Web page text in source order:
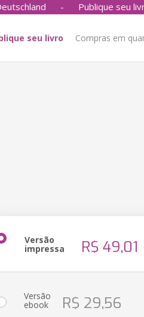
- Publique seu
seu livro Compras em
Versão
impressa R$ 49,01
Versão
ebook R$ 29,56